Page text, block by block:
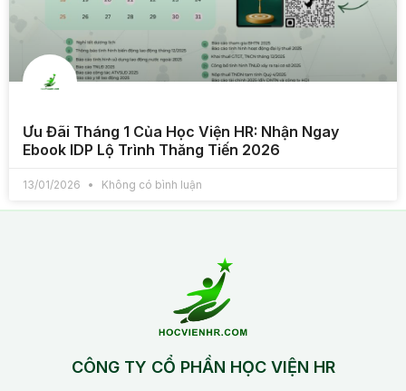
Ưu Đãi Tháng 1 Của Học Viện HR: Nhận Ngay
Ebook IDP Lộ Trình Thăng Tiến 2026
13/01/2026 Không có bình luận
CÔNG TY CỔ PHẦN HỌC VIỆN HR